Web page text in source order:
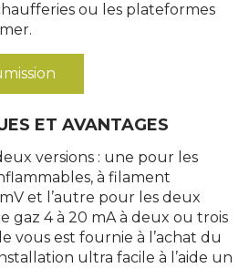
ou les plateformes
ET AVANTAGES
versions : une pour les
à filament
et l’autre pour les deux
gaz 4 à 20 mA à deux ou trois
vous est fournie à l’achat du
ultra facile à l’aide un